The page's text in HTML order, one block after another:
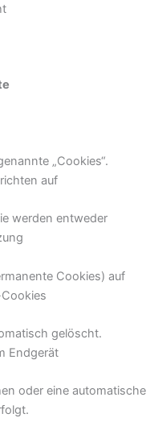
„Cookies“.
auf
werden entweder
Cookies) auf
gelöscht.
Endgerät
oder eine automatische